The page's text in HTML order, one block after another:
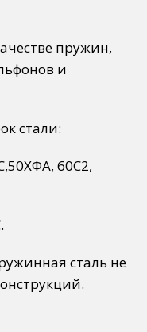
пружин,
и
стали:
60С2,
сталь не